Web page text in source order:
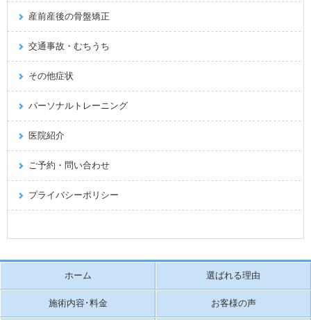
産前産後の骨盤矯正
交通事故・むちうち
その他症状
パーソナルトレーニング
医院紹介
ご予約・問い合わせ
プライバシーポリシー
ホーム 選ばれる理由
施術内容･料金 お客様の声